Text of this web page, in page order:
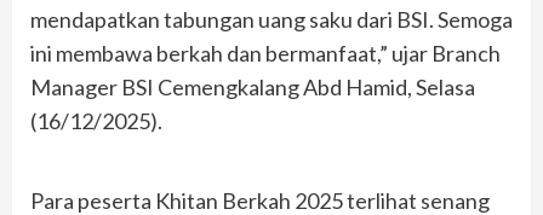
mendapatkan tabungan uang saku dari BSI. Semoga
ini membawa berkah dan bermanfaat,” ujar Branch
Manager BSI Cemengkalang Abd Hamid, Selasa
(16/12/2025).
Para peserta Khitan Berkah 2025 terlihat senang